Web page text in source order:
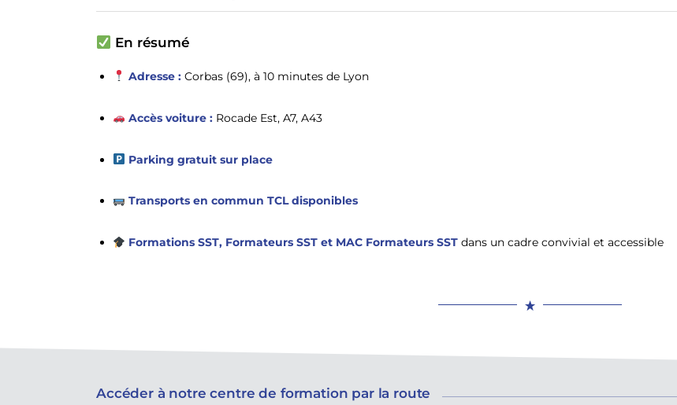
En résumé
Adresse :Corbas (69), à 10 minutes de Lyon
Accès voiture :Rocade Est, A7, A43
Parking gratuit sur place
Transports en commun TCL disponibles
Formations SST, Formateurs SST et MAC Formateurs SSTdans un cadre convivial et accessible
Accéder à notre centre de formation par la route